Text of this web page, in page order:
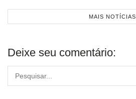
MAIS NOTÍCIAS
Deixe seu comentário: